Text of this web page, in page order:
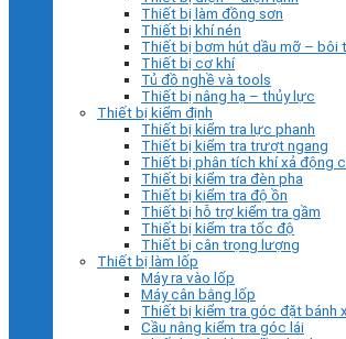
Thiết bị làm đồng sơn
Thiết bị khí nén
Thiết bị bơm hút dầu mỡ – bôi
Thiết bị cơ khí
Tủ đồ nghề và tools
Thiết bị nâng hạ – thủy lực
Thiết bị kiểm định
Thiết bị kiểm tra lực phanh
Thiết bị kiểm tra trượt ngang
Thiết bị phân tích khí xả động
Thiết bị kiểm tra đèn pha
Thiết bị kiểm tra độ ồn
Thiết bị hỗ trợ kiểm tra gầm
Thiết bị kiểm tra tốc độ
Thiết bị cân trọng lượng
Thiết bị làm lốp
Máy ra vào lốp
Máy cân bằng lốp
Thiết bị kiểm tra góc đặt bánh
Cầu nâng kiểm tra góc lái